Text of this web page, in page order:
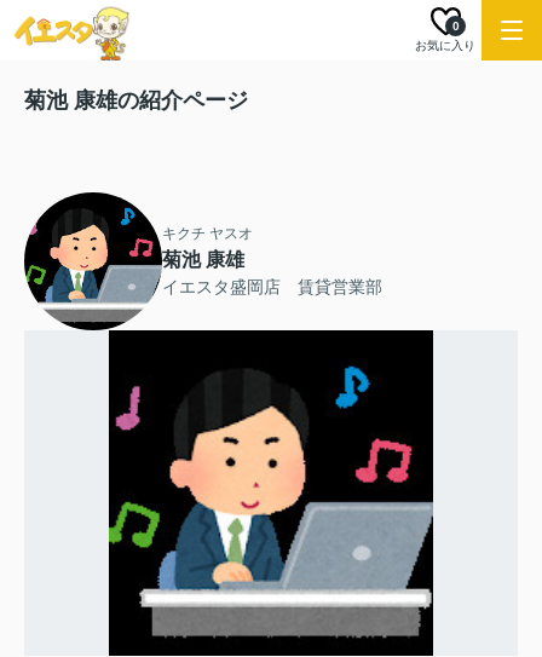
お気に入り
0
菊池 康雄の紹介ページ
キクチ ヤスオ
菊池 康雄
イエスタ盛岡店 賃貸営業部